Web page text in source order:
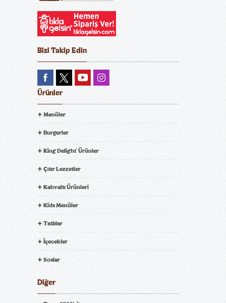
Bizi Takip Edin
Ürünler
Menüler
Burgerler
King Delight® Ürünler
Çıtır Lezzetler
Kahvaltı Ürünleri
Kids Menüler
Tatlılar
İçecekler
Soslar
Diğer